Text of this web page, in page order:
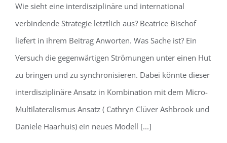
Wie sieht eine interdisziplinäre und international
verbindende Strategie letztlich aus? Beatrice Bischof
liefert in ihrem Beitrag Anworten. Was Sache ist? Ein
Versuch die gegenwärtigen Strömungen unter einen Hut
zu bringen und zu synchronisieren. Dabei könnte dieser
interdisziplinäre Ansatz in Kombination mit dem Micro-
Multilateralismus Ansatz ( Cathryn Clüver Ashbrook und
Daniele Haarhuis) ein neues Modell [...]